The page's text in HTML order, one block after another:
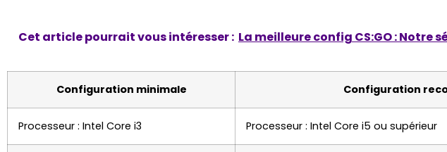
Cet article pourrait vous intéresser : La meilleure config CS:GO : Notre
Configuration minimale Configuration
Processeur : Intel Core i3 Processeur : Intel Core i5 ou supérieur